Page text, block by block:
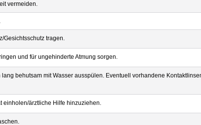
vermeiden.
Gesichtsschutz tragen.
und für ungehinderte Atmung sorgen.
lang behutsam mit Wasser ausspülen. Eventuell vorhandene
einholen/ärztliche Hilfe hinzuziehen.